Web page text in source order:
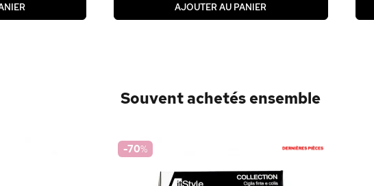
AJOUTER AU PANIER
Souvent achetés ensemble
-70%